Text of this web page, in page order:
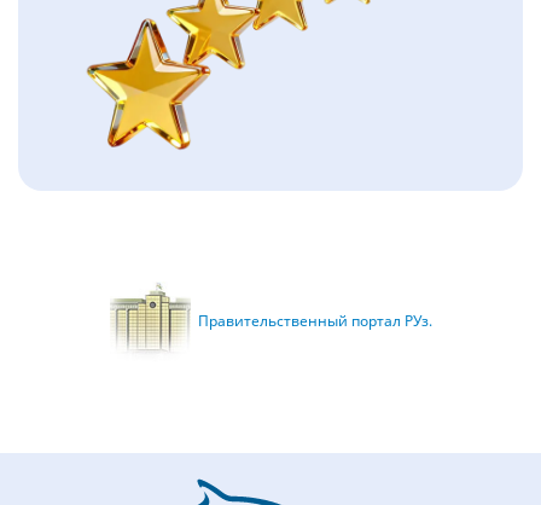
Правительственный портал РУз.